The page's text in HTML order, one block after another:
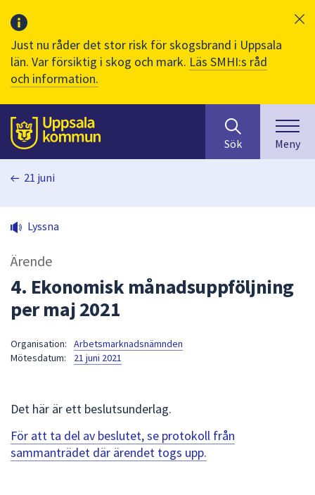
Just nu råder det stor risk för skogsbrand i Uppsala
län. Var försiktig i skog och mark. Läs SMHI:s råd
och information.
Till sidans
huvudinnehåll
efter
innehåll
på
sökfältet
kommer
för
att
navigera
Sök Meny
21 juni
Lyssna
Ärende
4. Ekonomisk månadsuppföljning
per maj 2021
Organisation:
Arbetsmarknadsnämnden
Mötesdatum:
21 juni 2021
Det här är ett beslutsunderlag.
För att ta del av beslutet, se protokoll från
sammanträdet där ärendet togs upp.